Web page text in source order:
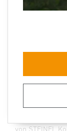
von STEINEL